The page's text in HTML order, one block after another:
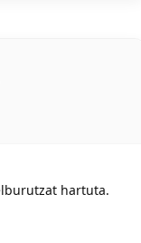
hartuta.